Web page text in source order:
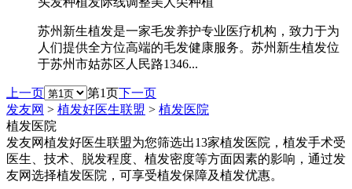
苏州新生植发是一家毛发养护专业医疗机构，致力于为
人们提供全方位高端的毛发健康服务。苏州新生植发位
于苏州市姑苏区人民路1346...
上一页 第1页下一页
发友网 > 植发好医生联盟 > 植发医院
植发医院
发友网植发好医生联盟为您筛选出13家植发医院，植发手术受
医生、技术、脱发程度、植发密度等方面因素的影响，通过发
友网选择植发医院，可享受植发保障及植发优惠。